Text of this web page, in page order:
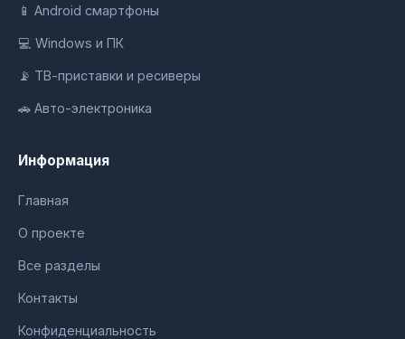
📱 Android смартфоны
💻 Windows и ПК
📡 ТВ-приставки и ресиверы
🚗 Авто-электроника
Информация
Главная
О проекте
Все разделы
Контакты
Конфиденциальность